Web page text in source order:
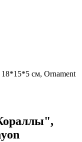
см, Ornament